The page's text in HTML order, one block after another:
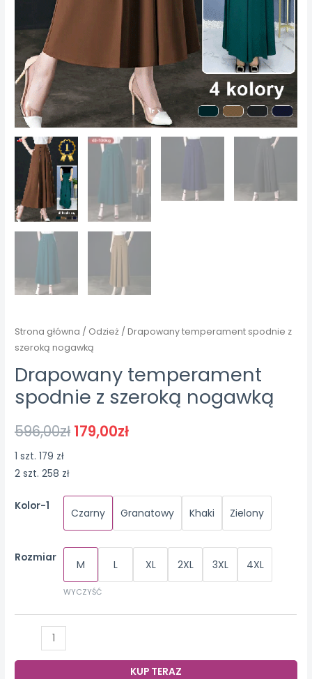
Strona główna / Odzież / Drapowany temperament spodnie z
szeroką nogawką
Drapowany temperament
spodnie z szeroką nogawką
596,00zł 179,00zł
1 szt. 179 zł
2 szt. 258 zł
Kolor-1
Czarny Granatowy Khaki Zielony
Rozmiar
M L XL 2XL 3XL 4XL
WYCZYŚĆ
Drapowany
KUP TERAZ